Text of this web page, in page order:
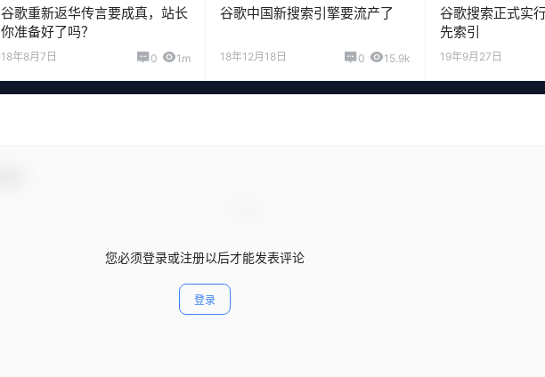
谷歌重新返华传言要成真，站长
你准备好了吗？
18年8月7日 0 1m
谷歌中国新搜索引擎要流产了
18年12月18日 0 15.9k
谷歌搜索正式实
先索引
19年9月27日
您必须登录或注册以后才能发表评论
登录